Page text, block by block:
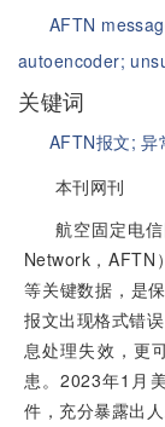
AFTN
autoencoder;
关键词
AFTN报文;异
本刊网刊
航空固定电
Network，AFTN
等关键数据，是
报文出现格式错
息处理失效，更
患。2023年1月
件，充分暴露出